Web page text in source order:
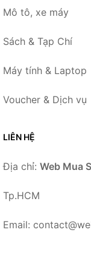
Mô tô, xe máy
Sách & Tạp Chí
Máy tính & Laptop
Voucher & Dịch vụ
LIÊN HỆ
Địa chỉ: Web Mua
Tp.HCM
Email: